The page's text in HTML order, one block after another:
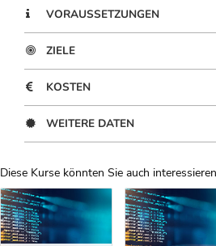
VORAUSSETZUNGEN
ZIELE
KOSTEN
WEITERE DATEN
Diese Kurse könnten Sie auch
Uber Weiterbildungsvorschläge